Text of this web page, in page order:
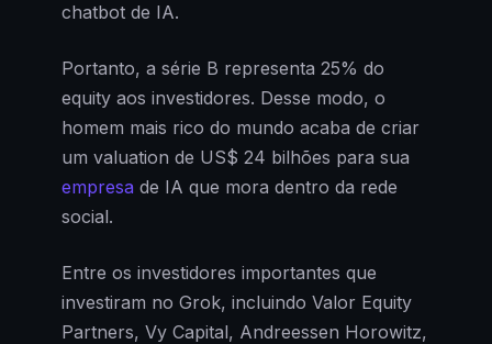
chatbot de IA.
Portanto, a série B representa 25% do
equity aos investidores. Desse modo, o
homem mais rico do mundo acaba de criar
um valuation de US$ 24 bilhões para sua
empresa de IA que mora dentro da rede
social.
Entre os investidores importantes que
investiram no Grok, incluindo Valor Equity
Partners, Vy Capital, Andreessen Horowitz,